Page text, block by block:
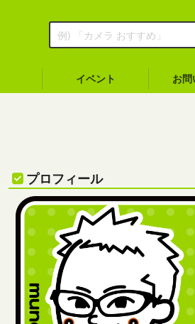
イベント お問
プロフィール